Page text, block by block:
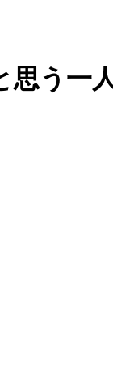
う一人